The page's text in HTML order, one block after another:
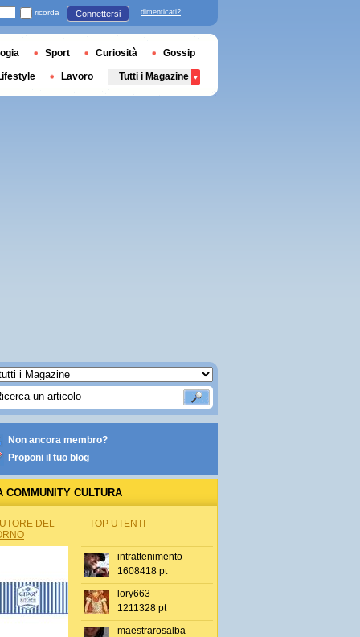
Non ancora membro?
Proponi il tuo blog
COMMUNITY CULTURA
DEL
TOP UTENTI
intrattenimento
1608418 pt
lory663
1211328 pt
maestrarosalba
ricorda Connettersi dimenticati?
Sport Curiosità Gossip
Lavoro Tutti i Magazine